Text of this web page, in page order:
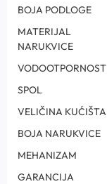
BOJA PODLOGE
MATERIJAL
NARUKVICE
VODOOTPORNOST
SPOL
VELIČINA KUĆIŠTA
BOJA NARUKVICE
MEHANIZAM
GARANCIJA